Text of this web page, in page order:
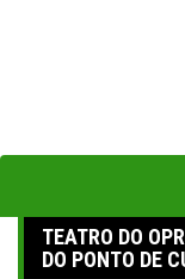
TEATRO DO
DO PONTO DE